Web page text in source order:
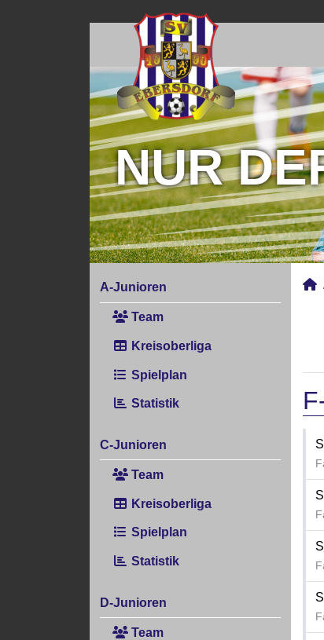
NUR
A-Junioren
Team
Kreisoberliga
Spielplan
Statistik
C-Junioren
Team
Kreisoberliga
Spielplan
Statistik
D-Junioren
Team